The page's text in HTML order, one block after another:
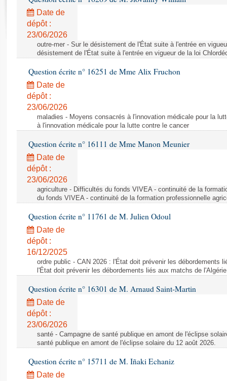
Rapports d'enquête
Rapports législatifs
Rapports sur l'application des lois
Baromètre de l’application des lois
Dossiers législatifs
Budget et sécurité sociale
Questions écrites et orales
Comptes rendus des débats
Date de
dépôt :
23/06/2026
outre-mer - Sur le désistement de l'État suite à l'entrée en
désistement de l'État suite à l'entrée en vigueur de la loi
Question écrite n° 16251 de Mme Alix Fruchon
Date de
dépôt :
23/06/2026
maladies - Moyens consacrés à l'innovation médicale pour la
à l'innovation médicale pour la lutte contre le cancer
Question écrite n° 16111 de Mme Manon Meunier
Date de
dépôt :
23/06/2026
agriculture - Difficultés du fonds VIVEA - continuité de la
du fonds VIVEA - continuité de la formation professionnelle
Question écrite n° 11761 de M. Julien Odoul
Date de
dépôt :
16/12/2025
ordre public - CAN 2026 : l'État doit prévenir les débordements
l'État doit prévenir les débordements liés aux matchs de l'Algérie
Question écrite n° 16301 de M. Arnaud Saint-Martin
Date de
dépôt :
23/06/2026
santé - Campagne de santé publique en amont de l'éclipse
santé publique en amont de l'éclipse solaire du 12 août 2026.
Question écrite n° 15711 de M. Iñaki Echaniz
Date de